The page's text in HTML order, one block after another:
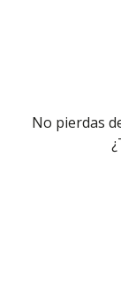
No pierdas